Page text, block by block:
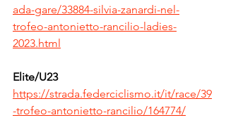
ada-gare/33884-silvia-zanardi-nel-
trofeo-antonietto-rancilio-ladies-
2023.html
Elite/U23
https://strada.federciclismo.it/it/race/39
-trofeo-antonietto-rancilio/164774/